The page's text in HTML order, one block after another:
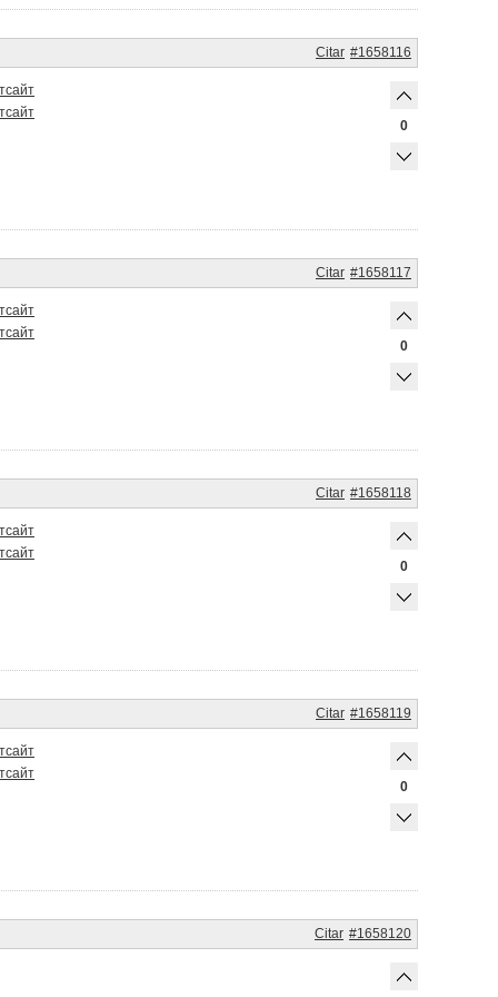
#1658116
Citar
сайт
сайт
0
#1658117
Citar
сайт
сайт
0
#1658118
Citar
сайт
сайт
0
#1658119
Citar
сайт
сайт
0
#1658120
Citar